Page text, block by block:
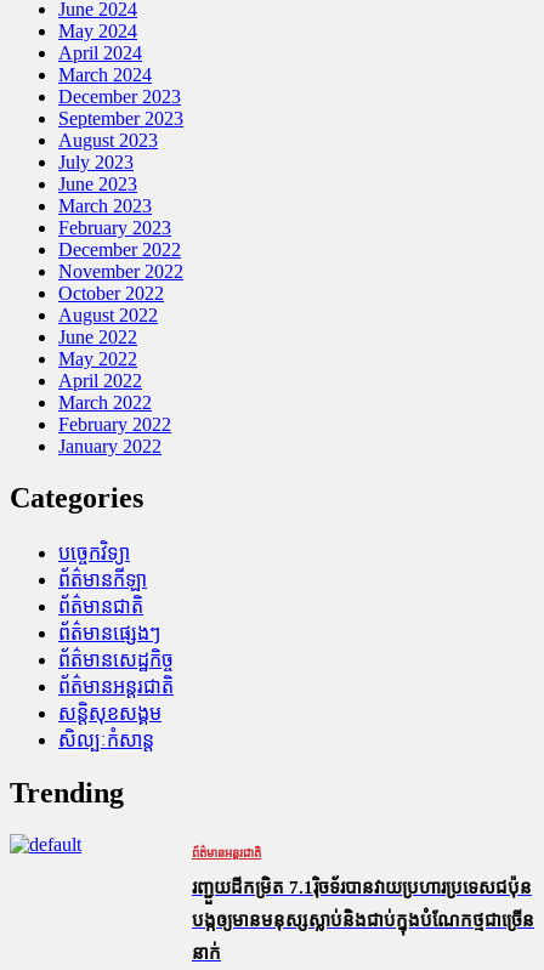
June 2024
May 2024
April 2024
March 2024
December 2023
September 2023
August 2023
July 2023
June 2023
March 2023
February 2023
December 2022
November 2022
October 2022
August 2022
June 2022
May 2022
April 2022
March 2022
February 2022
January 2022
Categories
បច្ចេកវិទ្យា
ព័ត៌មានកីឡា
ព័ត៌មានជាតិ
ព័ត៌មានផ្សេងៗ
ព័ត៌មានសេដ្ឋកិច្ច
ព័ត៌មានអន្តរជាតិ
សន្តិសុខសង្គម
សិល្បៈកំសាន្ត
Trending
ព័ត៌មានអន្តរជាតិ
រញ្ជួយដីកម្រិត​ 7.1រ៉ិចទ័របានវាយប្រហារប្រទេសជប៉ុន
បង្កឲ្យមានមនុស្សស្លាប់​និង​ជាប់ក្នុងបំណែកថ្មជាច្រើន
នាក់